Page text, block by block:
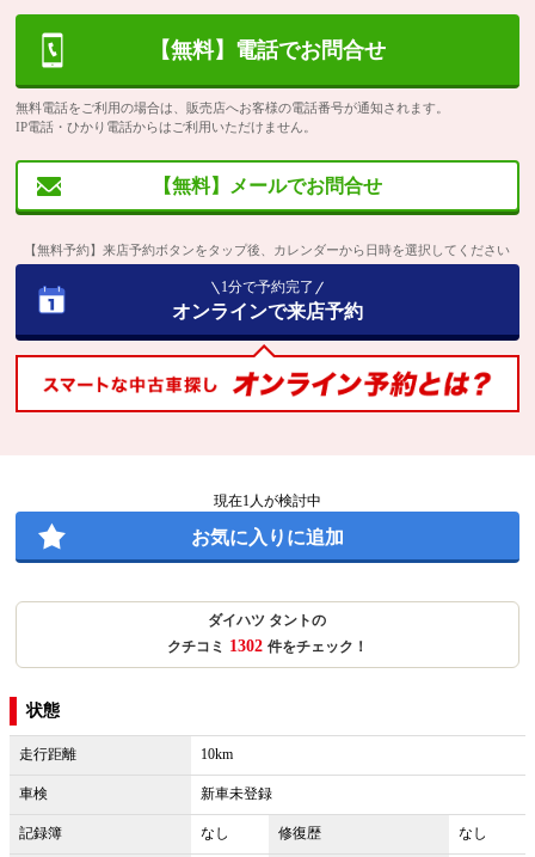
【無料】電話でお問合せ
無料電話をご利用の場合は、販売店へお客様の電話番号が通知されます。
IP電話・ひかり電話からはご利用いただけません。
【無料】メールでお問合せ
【無料予約】来店予約ボタンをタップ後、カレンダーから日時を選択してください
1分で予約完了
オンラインで来店予約
現在1 人が検討中
お気に入りに追加
ダイハツ タントの
クチコミ 1302 件をチェック！
状態
走行距離 10km
車検 新車未登録
記録簿 なし 修復歴 なし